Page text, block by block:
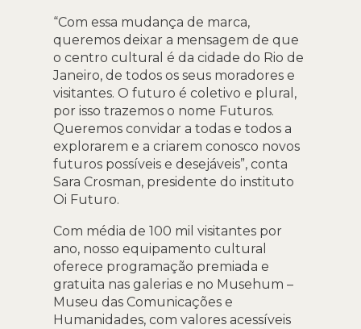
“Com essa mudança de marca,
queremos deixar a mensagem de que
o centro cultural é da cidade do Rio de
Janeiro, de todos os seus moradores e
visitantes. O futuro é coletivo e plural,
por isso trazemos o nome Futuros.
Queremos convidar a todas e todos a
explorarem e a criarem conosco novos
futuros possíveis e desejáveis”, conta
Sara Crosman, presidente do instituto
Oi Futuro.
Com média de 100 mil visitantes por
ano, nosso equipamento cultural
oferece programação premiada e
gratuita nas galerias e no Musehum –
Museu das Comunicações e
Humanidades, com valores acessíveis